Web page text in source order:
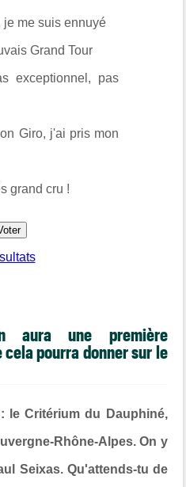
je me suis ennuyé
Grand Tour
exceptionnel, pas
Giro, j'ai pris mon
grand cru !
aura une première
pourra donner sur le
le Critérium du Dauphiné,
Rhône-Alpes. On y
Seixas. Qu'attends-tu de